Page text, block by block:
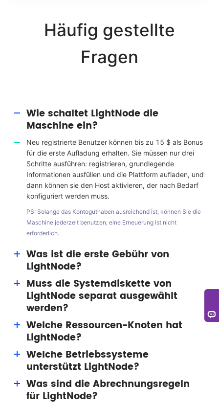
Häufig gestellte
Fragen
Wie schaltet LightNode die
Maschine ein?
Neu registrierte Benutzer können bis zu 15 $ als Bonus
für die erste Aufladung erhalten. Sie müssen nur drei
Schritte ausführen: registrieren, grundlegende
Informationen ausfüllen und die Plattform aufladen, und
dann können sie den Host aktivieren, der nach Bedarf
konfiguriert werden muss.
PS: Solange das Kontoguthaben ausreichend ist, können Sie die
Maschine jederzeit benutzen, eine Erneuerung ist nicht
erforderlich.
Was ist die erste Gebühr von
LightNode?
Der erste Ladebonus ist ein Vorteil, der den Nutzern
von LightNode gewährt wird. Nutzer können einen
Bonus von bis zu 15 $ (dauerhaft) für den
Muss die Systemdiskette von
LightNode separat ausgewählt
werden?
Keine einzelne Auswahl ist erforderlich. LightNode ist
mit der 50G-Systemfestplatte für jeden VPS-Host
Welche Ressourcen-Knoten hat
LightNode?
LightNode Knoten umfassen Silicon Valley, Washington,
Frankfurt, Türkei, Saudi-Arabien, Vereinigte Arabische
Stadt, Hongkong, Taiwan, Südkorea, Japan und
andere Knoten, mit Fokus auf Südostasien.
Welche Betriebssysteme
unterstützt LightNode?
Systemabbild unterstützt mehrere Versionen von
Windows- und Linux-Systemen (CentOS, Ubuntu,
Was sind die Abrechnungsregeln
für LightNode?